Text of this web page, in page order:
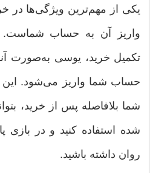
یکی از مهم‌ترین ویژگی‌ها در
واریز آن به حساب شماست.
تکمیل خرید، یوسی به‌صورت
حساب شما واریز می‌شود.
شما بلافاصله پس از خرید،
شده استفاده کنید و در بازی
روان داشته باشید.